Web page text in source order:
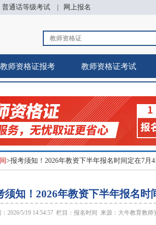
普通话等级考试 网上报名
教师资格证报考 教师资格证考试
>报考须知！2026年教资下半年报名时间定在7月4
须知！2026年教资下半年报名时
2026/5/19 14:54:57 栏目： 报名时间 来源： 大牛教育教师